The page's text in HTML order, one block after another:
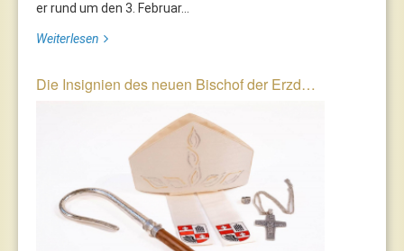
er rund um den 3. Februar...
Weiterlesen
Die Insignien des neuen Bischof der Erzd…